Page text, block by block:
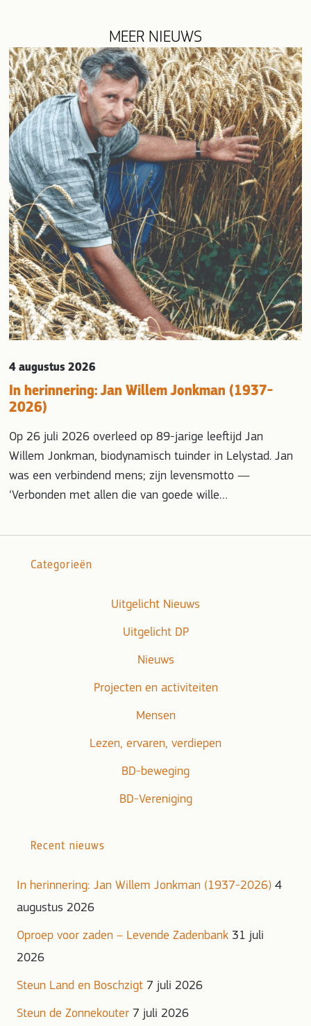
MEER NIEUWS
In herinnering: Jan Willem Jonkman (1937-
2026)
4 augustus 2026
Op 26 juli 2026 overleed op 89-jarige leeftijd Jan
Willem Jonkman, biodynamisch tuinder in Lelystad. Jan
was een verbindend mens; zijn levensmotto —
‘Verbonden met allen die van goede wille…
Categorieën
Uitgelicht Nieuws
Uitgelicht DP
Nieuws
Projecten en activiteiten
Mensen
Lezen, ervaren, verdiepen
BD-beweging
BD-Vereniging
Recent nieuws
In herinnering: Jan Willem Jonkman (1937-2026) 4
augustus 2026
Oproep voor zaden – Levende Zadenbank 31 juli
2026
Steun Land en Boschzigt 7 juli 2026
Steun de Zonnekouter 7 juli 2026